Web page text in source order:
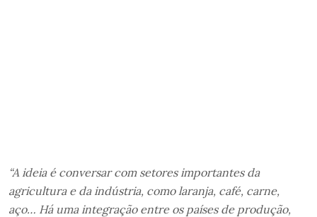
“A ideia é conversar com setores importantes da
agricultura e da indústria, como laranja, café, carne,
aço… Há uma integração entre os países de produção,